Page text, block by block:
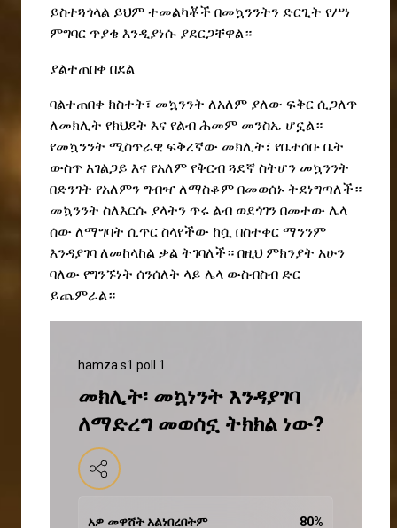
ይስተጓጎላል ይህም ተመልካቾች በመኳንንትን ድርጊት የሥነ
ምግባር ጥያቄ እንዲያነሱ ያደርጋቸዋል።
ያልተጠበቀ በደል
ባልተጠበቀ ክስተት፣ መኳንንት ለአለም ያለው ፍቅር ሲጋለጥ
ለመክሊት የክህደት እና የልብ ሕመም መንስኤ ሆኗል።
የመኳንንት ሚስጥራዊ ፍቅረኛው መክሊት፣ የቤተሰቡ ቤት
ውስጥ አገልጋይ እና የአለም የቅርብ ጓደኛ ስትሆን መኳንንት
በድንገት የአለምን ግብዣ ለማስቆም በመወሰኑ ትደነግጣለች።
መኳንንት ስለእርሱ ያላትን ጥሩ ልብ ወደጎገን በመተው ሌላ
ሰው ለማግባት ሲጥር ስላየችው ከሷ በስተቀር ማንንም
እንዳያገባ ለመከላከል ቃል ትገባለች። በዚህ ምክንያት አሁን
ባለው የግንኙነት ሰንሰለት ላይ ሌላ ውስብስብ ድር
ይጨምራል።
hamza s1 poll 1
መክሊት፡ መኳነንት እንዳያገባ
ለማድረግ መወሰኗ ትክክል ነው?
አዎ መዋሸት አልነበረበትም 80%